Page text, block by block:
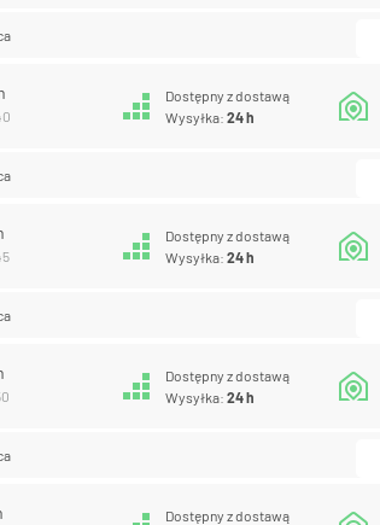
Dostępny z dostawą
Wysyłka:24 h
Dostępny z dostawą
Wysyłka:24 h
Dostępny z dostawą
Wysyłka:24 h
Dostępny z dostawą